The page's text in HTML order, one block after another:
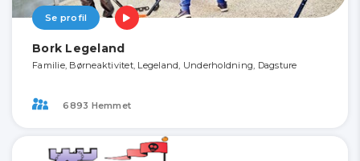
Se profil
Bork Legeland
Familie, Børneaktivitet, Legeland, Underholdning, Dagsture
6893 Hemmet